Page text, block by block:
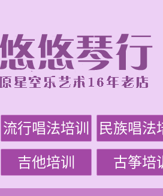
流行唱法培训 民族唱法
吉他培训 古筝培